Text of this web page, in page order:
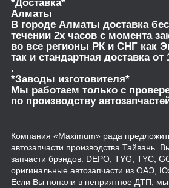
*Доставка*
Алматы
В городе Алматы доставка
течении 2х часов с момента
во все регионы РК и СНГ как
так и стандартная доставка от
.
*Заводы изготовителя*
Мы работаем только с
по производству
Компания «Maximum» рада
автозапчасти производства Тайвань.
запчасти брэндов: DEPO, TYG, TYC,
оригинальные автозапчасти из ОАЭ,
Если Вы попали в неприятное ДТП,